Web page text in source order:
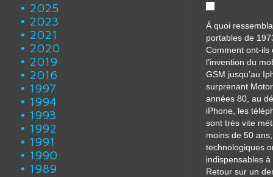
2025
2023
2021
2020
2019
2016
1997
1994
1993
1992
1991
1990
1989
À quoi
portables de
Comment ont-ils
l'invention du
GSM jusqu’au
surprenant
années 80, au
iPhone, les
sont très vite
moins de 50
technologiques
indispensables
Retour sur un